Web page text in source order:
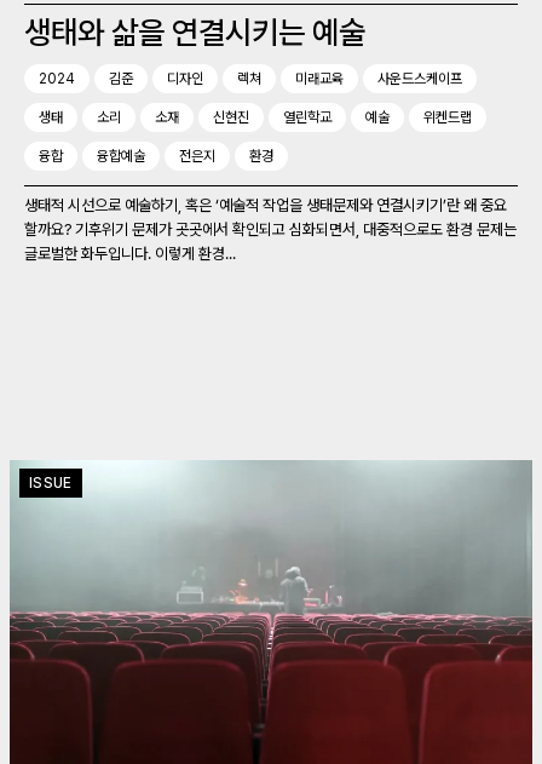
생태와 삶을 연결시키는 예술
2024 김준 디자인 렉쳐 미래교육 사운드스케이프
생태 소리 소재 신현진 열린학교 예술 위켄드랩
융합 융합예술 전은지 환경
생태적 시선으로 예술하기, 혹은 ‘예술적 작업을 생태문제와 연결시키기’란 왜 중요
할까요? 기후위기 문제가 곳곳에서 확인되고 심화되면서, 대중적으로도 환경 문제는
글로벌한 화두입니다. 이렇게 환경...
ISSUE